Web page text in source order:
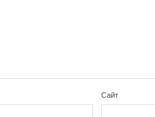
Сайт